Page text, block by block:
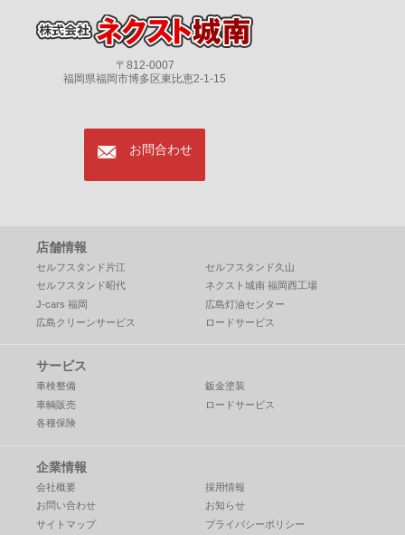
〒812-0007
福岡県福岡市博多区東比恵2-1-15
mail お問合わせ
店舗情報
セルフスタンド片江
セルフスタンド久山
セルフスタンド昭代
ネクスト城南 福岡西工場
J-cars 福岡
広島灯油センター
広島クリーンサービス
ロードサービス
サービス
車検整備
鈑金塗装
車輌販売
ロードサービス
各種保険
企業情報
会社概要
採用情報
お問い合わせ
お知らせ
サイトマップ
プライバシーポリシー